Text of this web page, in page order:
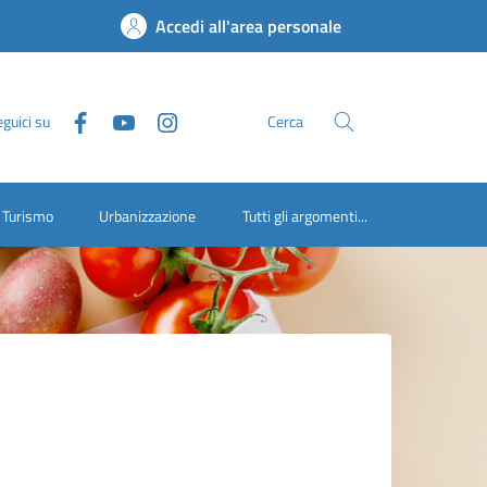
Accedi all'area personale
su Cerca
Turismo Urbanizzazione Tutti gli argomenti...